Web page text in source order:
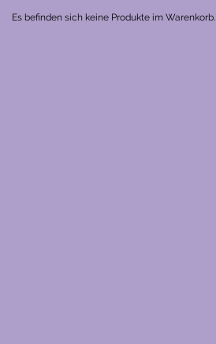
Es befinden sich keine Produkte im Warenkorb.